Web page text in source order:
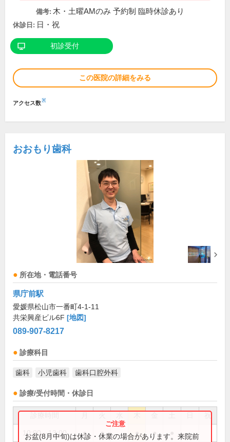
備考: 木・土曜AMのみ 予約制 臨時休診あり
休診日: 日・祝
初診受付
この医院の詳細をみる
アクセス数※
おおもり歯科
所在地・電話番号
県庁前駅
愛媛県松山市一番町4-1-11
共栄興産ビル6F [地図]
089-907-8217
診療科目
歯科 小児歯科 歯科口腔外科
診療/受付時間・休診日
祝
10:00～13:00 ● ● ● ●
お盆(8月中旬)は休診・休業の場合があります。来院前